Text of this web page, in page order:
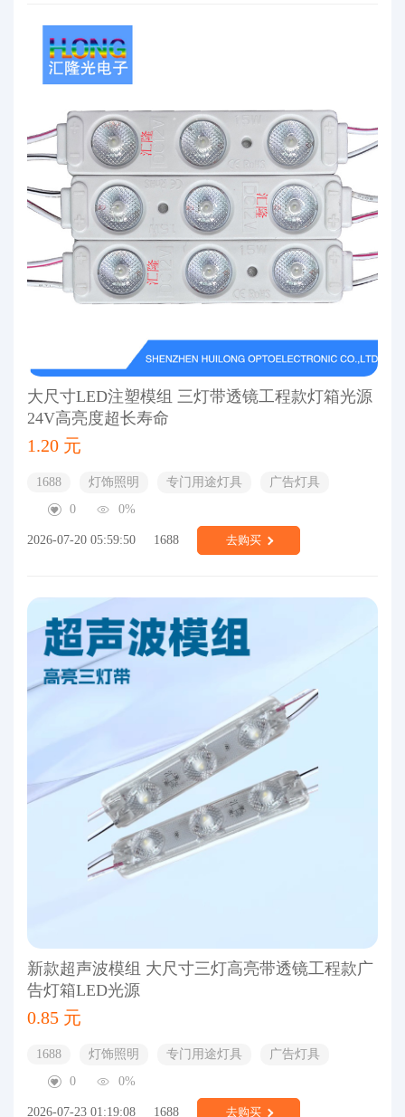
大尺寸LED注塑模组 三灯带透镜工程款灯箱光源
24V高亮度超长寿命
1.20 元
1688 灯饰照明 专门用途灯具
广告灯具
0
0%
2026-07-20 05:59:50 1688 去购买
新款超声波模组 大尺寸三灯高亮带透镜工程款广
告灯箱LED光源
0.85 元
1688 灯饰照明 专门用途灯具
广告灯具
0
0%
2026-07-23 01:19:08 1688 去购买